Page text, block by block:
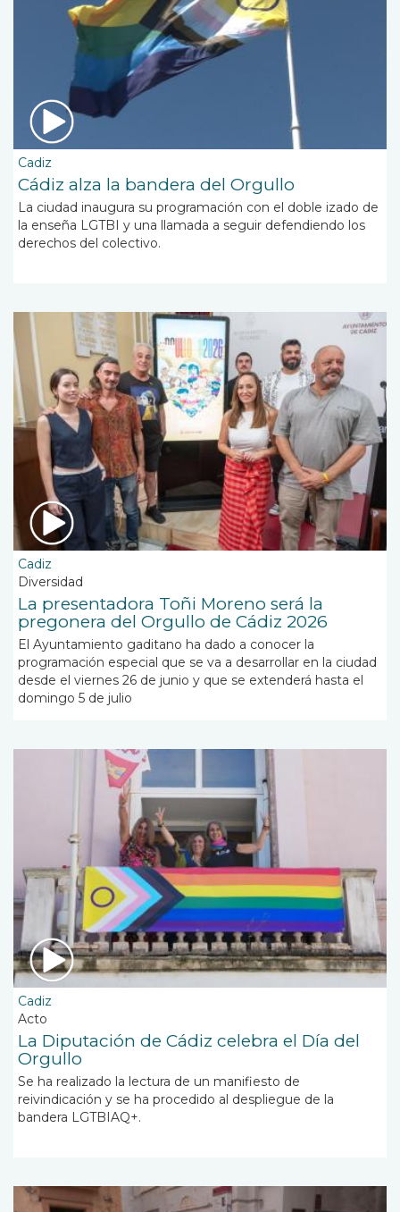
Cadiz
Cádiz alza la bandera del Orgullo
La ciudad inaugura su programación con el doble izado de
la enseña LGTBI y una llamada a seguir defendiendo los
derechos del colectivo.
Cadiz
Diversidad
La presentadora Toñi Moreno será la
pregonera del Orgullo de Cádiz 2026
El Ayuntamiento gaditano ha dado a conocer la
programación especial que se va a desarrollar en la ciudad
desde el viernes 26 de junio y que se extenderá hasta el
domingo 5 de julio
Cadiz
Acto
La Diputación de Cádiz celebra el Día del
Orgullo
Se ha realizado la lectura de un manifiesto de
reivindicación y se ha procedido al despliegue de la
bandera LGTBIAQ+.